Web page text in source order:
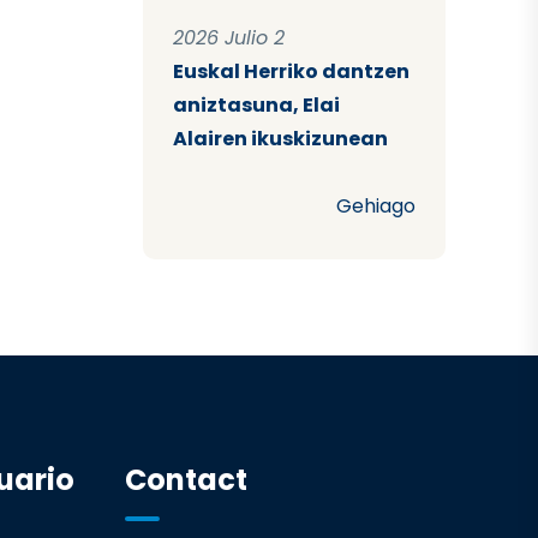
2026 Julio 2
Euskal Herriko dantzen
aniztasuna, Elai
Alairen ikuskizunean
Gehiago
Contact